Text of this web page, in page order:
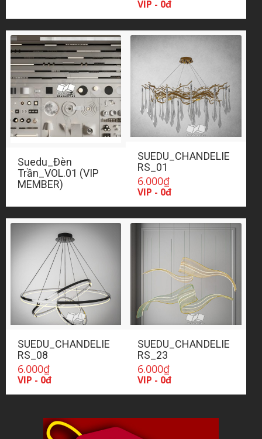
VIP - 0đ
Suedu_Đèn
Trần_VOL.01 (VIP
MEMBER)
SUEDU_CHANDELIE
RS_01
6.000₫
VIP - 0đ
SUEDU_CHANDELIE
RS_08
6.000₫
VIP - 0đ
SUEDU_CHANDELIE
RS_23
6.000₫
VIP - 0đ